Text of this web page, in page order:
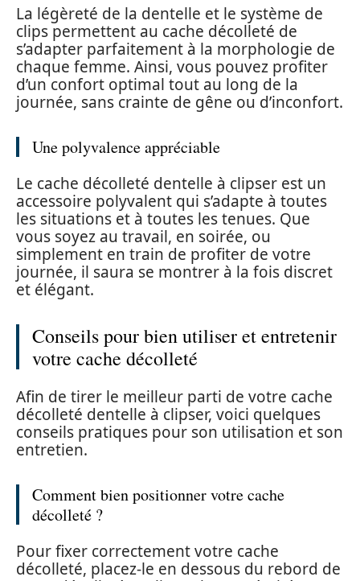
La légèreté de la dentelle et le système de
clips permettent au cache décolleté de
s’adapter parfaitement à la morphologie de
chaque femme. Ainsi, vous pouvez profiter
d’un confort optimal tout au long de la
journée, sans crainte de gêne ou d’inconfort.
Une polyvalence appréciable
Le cache décolleté dentelle à clipser est un
accessoire polyvalent qui s’adapte à toutes
les situations et à toutes les tenues. Que
vous soyez au travail, en soirée, ou
simplement en train de profiter de votre
journée, il saura se montrer à la fois discret
et élégant.
Conseils pour bien utiliser et entretenir
votre cache décolleté
Afin de tirer le meilleur parti de votre cache
décolleté dentelle à clipser, voici quelques
conseils pratiques pour son utilisation et son
entretien.
Comment bien positionner votre cache
décolleté ?
Pour fixer correctement votre cache
décolleté, placez-le en dessous du rebord de